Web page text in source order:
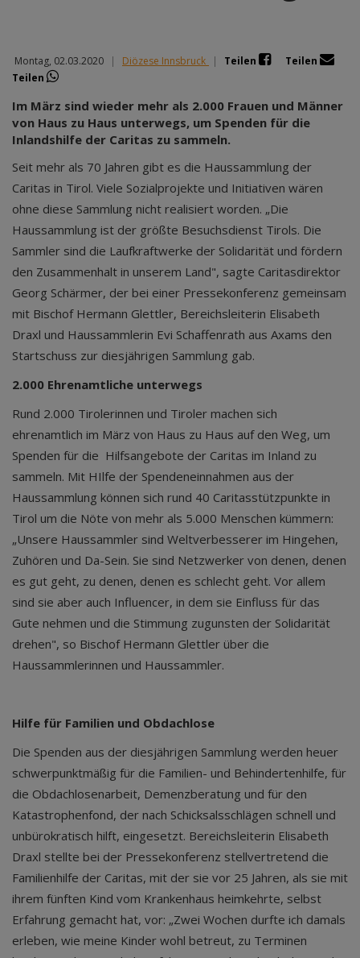
Montag, 02.03.2020 | Diözese Innsbruck | Teilen
Teilen
Teilen
Im März sind wieder mehr als 2.000 Frauen und Männer
von Haus zu Haus unterwegs, um Spenden für die
Inlandshilfe der Caritas zu sammeln.
Seit mehr als 70 Jahren gibt es die Haussammlung der
Caritas in Tirol. Viele Sozialprojekte und Initiativen wären
ohne diese Sammlung nicht realisiert worden. „Die
Haussammlung ist der größte Besuchsdienst Tirols. Die
Sammler sind die Laufkraftwerke der Solidarität und fördern
den Zusammenhalt in unserem Land", sagte Caritasdirektor
Georg Schärmer, der bei einer Pressekonferenz gemeinsam
mit Bischof Hermann Glettler, Bereichsleiterin Elisabeth
Draxl und Haussammlerin Evi Schaffenrath aus Axams den
Startschuss zur diesjährigen Sammlung gab.
2.000 Ehrenamtliche unterwegs
Rund 2.000 Tirolerinnen und Tiroler machen sich
ehrenamtlich im März von Haus zu Haus auf den Weg, um
Spenden für die Hilfsangebote der Caritas im Inland zu
sammeln. Mit HIlfe der Spendeneinnahmen aus der
Haussammlung können sich rund 40 Caritasstützpunkte in
Tirol um die Nöte von mehr als 5.000 Menschen kümmern:
„Unsere Haussammler sind Weltverbesserer im Hingehen,
Zuhören und Da-Sein. Sie sind Netzwerker von denen, denen
es gut geht, zu denen, denen es schlecht geht. Vor allem
sind sie aber auch Influencer, in dem sie Einfluss für das
Gute nehmen und die Stimmung zugunsten der Solidarität
drehen", so Bischof Hermann Glettler über die
Haussammlerinnen und Haussammler.
Hilfe für Familien und Obdachlose
Die Spenden aus der diesjährigen Sammlung werden heuer
schwerpunktmäßig für die Familien- und Behindertenhilfe, für
die Obdachlosenarbeit, Demenzberatung und für den
Katastrophenfond, der nach Schicksalsschlägen schnell und
unbürokratisch hilft, eingesetzt. Bereichsleiterin Elisabeth
Draxl stellte bei der Pressekonferenz stellvertretend die
Familienhilfe der Caritas, mit der sie vor 25 Jahren, als sie mit
ihrem fünften Kind vom Krankenhaus heimkehrte, selbst
Erfahrung gemacht hat, vor: „Zwei Wochen durfte ich damals
erleben, wie meine Kinder wohl betreut, zu Terminen